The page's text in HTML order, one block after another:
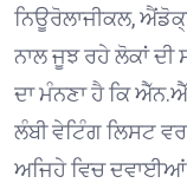
ਨਿਊਰੋਲਾਜੀਕਲ,
ਨਾਲ ਜੂਝ ਰਹੇ ਲੋਕਾਂ ਦੀ
ਦਾ ਮੰਨਣਾ ਹੈ ਕਿ
ਲੰਬੀ ਵੇਟਿੰਗ ਲਿਸਟ
ਅਜਿਹੇ ਵਿਚ ਦਵਾਈਆਂ